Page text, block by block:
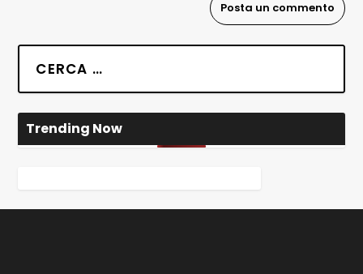
Trending Now